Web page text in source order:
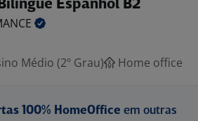
Espanhol B2
Médio (2º Grau) Home office
100% HomeOffice em outras